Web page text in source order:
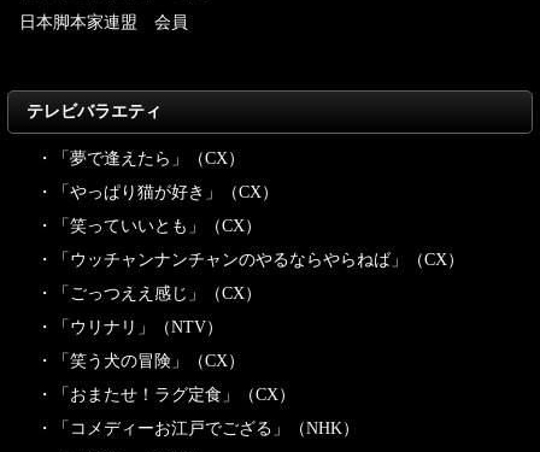
日本脚本家連盟 会員
テレビバラエティ
・「夢で逢えたら」（CX）
・「やっぱり猫が好き」（CX）
・「笑っていいとも」（CX）
・「ウッチャンナンチャンのやるならやらねば」（CX）
・「ごっつええ感じ」（CX）
・「ウリナリ」（NTV）
・「笑う犬の冒険」（CX）
・「おまたせ！ラグ定食」（CX）
・「コメディーお江戸でござる」（NHK）